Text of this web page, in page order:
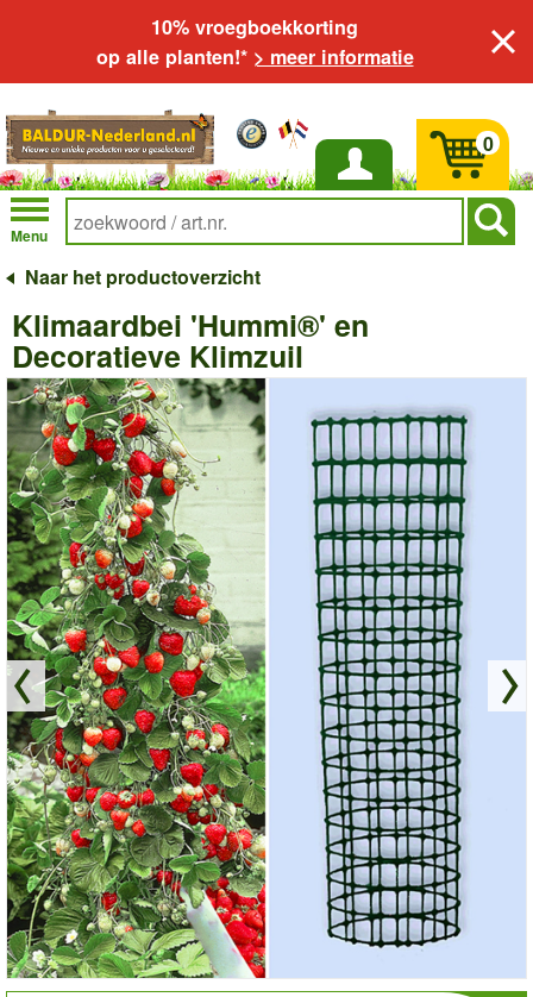
10% vroegboekkorting
op alle planten!* > meer informatie
Inloggen
Menu
0
Naar het productoverzicht
Klimaardbei 'Hummi®' en
Decoratieve Klimzuil